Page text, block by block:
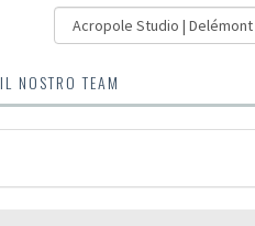
IL NOSTRO TEAM